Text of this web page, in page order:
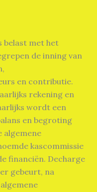
belast met het
de inning van
en contributie.
rekening en
wordt een
en begroting
algemene
kascommissie
financiën. Decharge
gebeurt, na